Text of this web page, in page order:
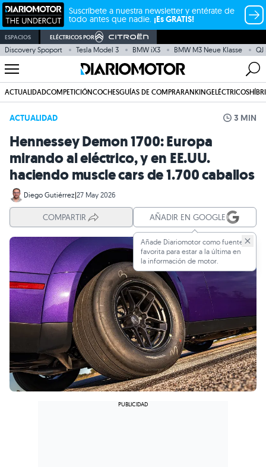
Suscríbete a nuestra newsletter y entérate de
todo antes que nadie. ¡Es GRATIS!
ESPACIOS ELÉCTRICOS POR
Discovery Spoport Tesla Model 3 BMW iX3 BMW M3 Neue Klasse QJ
ACTUALIDADCOMPETICIÓNCOCHESGUÍAS DE COMPRARANKINGELÉCTRICOS
ACTUALIDAD 3 MIN
Hennessey Demon 1700: Europa
mirando al eléctrico, y en EE.UU.
haciendo muscle cars de 1.700 caballos
Diego Gutiérrez|27 May 2026
COMPARTIR AÑADIR EN GOOGLE
Añade Diariomotor como fuente
favorita para estar a la última en
la información de motor.